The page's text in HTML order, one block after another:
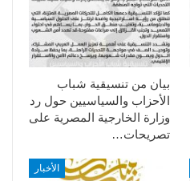
بيان من تنسيقية شباب
الأحزاب والسياسيين حول رد
وزارة الخارجية المصرية على
تصريحات…
الأخبار